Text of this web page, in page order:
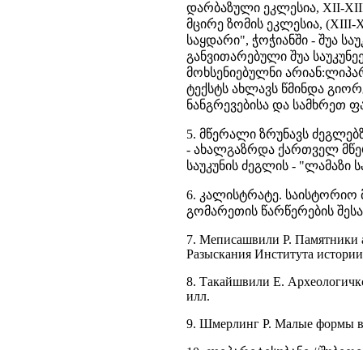
დარბაზული ეკლესია, XII-
მცირე ზომის ეკლესია,
საყდარი", ჭოჭიანში - შუა
განვითარებული შუა
მოხსენიებულნი
ტექსტს ახლავს წმინდა
ნანგრევებისა და სამხრეთ
5. მწერალი ზრუნავს
- ახალგაზრდა ქართველ
საუკუნის ძეგლის - "ლამაზი
6. კალისტრატე. საისტორიო
გომარეთის წარწერების
7. Меписашвили Р. Памятники
Разыскания Института
8. Такайшвили Е.
илл.
9. Шмерлинг Р. Малые формы в